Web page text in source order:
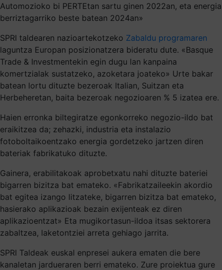
Automozioko bi PERTEtan sartu ginen 2022an, eta energia
berriztagarriko beste batean 2024an»
SPRI taldearen nazioartekotzeko Zabaldu programaren
laguntza Europan posizionatzera bideratu dute. «Basque
Trade & Investmentekin egin dugu lan kanpaina
komertzialak sustatzeko, azoketara joateko» Urte bakar
batean lortu dituzte bezeroak Italian, Suitzan eta
Herbeheretan, baita bezeroak negozioaren % 5 izatea ere.
Haien erronka biltegiratze egonkorreko negozio-ildo bat
eraikitzea da; zehazki, industria eta instalazio
fotoboltaikoentzako energia gordetzeko jartzen diren
bateriak fabrikatuko dituzte.
Gainera, erabilitakoak aprobetxatu nahi dituzte bateriei
bigarren bizitza bat emateko. «Fabrikatzaileekin akordio
bat egitea izango litzateke, bigarren bizitza bat emateko,
hasierako aplikazioak bezain exijenteak ez diren
aplikazioentzat» Eta mugikortasun-ildoa itsas sektorera
zabaltzea, laketontziei arreta gehiago jarrita.
SPRI Taldeak euskal enpresei aukera ematen die bere
kanaletan jardueraren berri emateko. Zure proiektua gure